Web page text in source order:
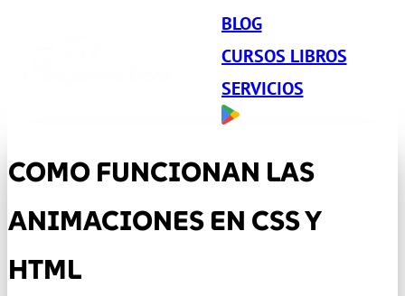
BLOG
CURSOS LIBROS
SERVICIOS
COMO FUNCIONAN LAS
ANIMACIONES EN CSS Y
HTML